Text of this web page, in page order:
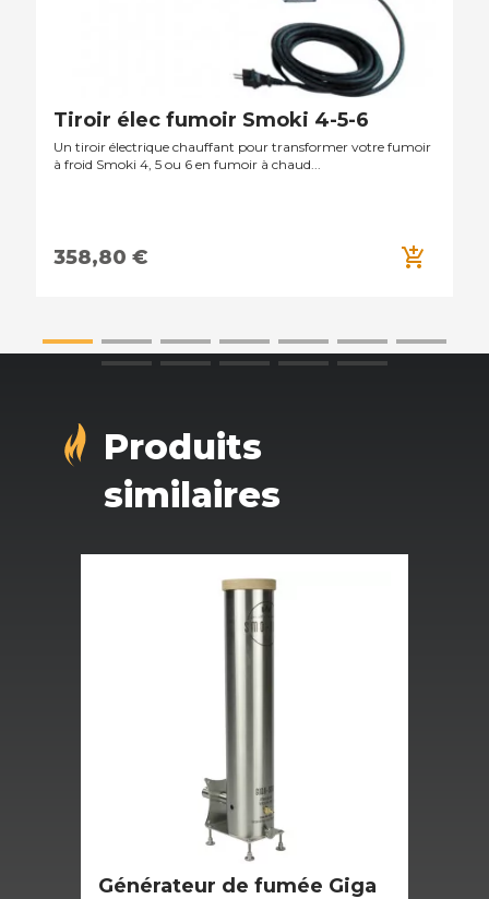
Tiroir élec fumoir Smoki 4-5-6
Un tiroir électrique chauffant pour transformer votre fumoir
à froid Smoki 4, 5 ou 6 en fumoir à chaud...
358,80 € add_shopping_cart
Produits
similaires
Générateur de fumée Giga